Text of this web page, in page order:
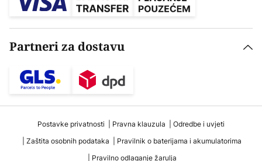
Partneri za dostavu
Postavke privatnosti Pravna klauzula
Odredbe i uvjeti
Zaštita osobnih podataka
Pravilnik o baterijama i akumulatorima
Pravilno odlaganje žarulja